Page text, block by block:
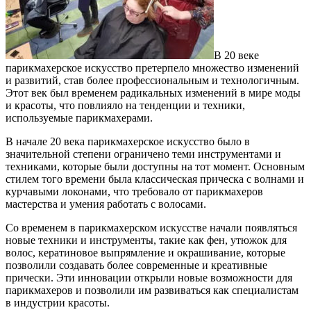
В 20 веке
парикмахерское искусство претерпело множество изменений
и развитий, став более профессиональным и технологичным.
Этот век был временем радикальных изменений в мире моды
и красоты, что повлияло на тенденции и техники,
используемые парикмахерами.
В начале 20 века парикмахерское искусство было в
значительной степени ограничено теми инструментами и
техниками, которые были доступны на тот момент. Основным
стилем того времени была классическая прическа с волнами и
курчавыми локонами, что требовало от парикмахеров
мастерства и умения работать с волосами.
Со временем в парикмахерском искусстве начали появляться
новые техники и инструменты, такие как фен, утюжок для
волос, кератиновое выпрямление и окрашивание, которые
позволили создавать более современные и креативные
прически. Эти инновации открыли новые возможности для
парикмахеров и позволили им развиваться как специалистам
в индустрии красоты.